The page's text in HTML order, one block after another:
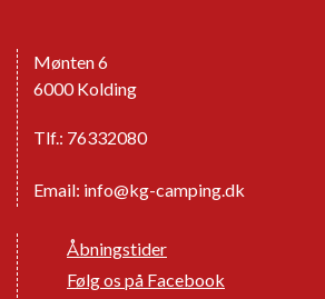
Mønten 6
6000 Kolding
Tlf.: 76332080
Email: info@kg-camping.dk
Åbningstider
Følg os på Facebook